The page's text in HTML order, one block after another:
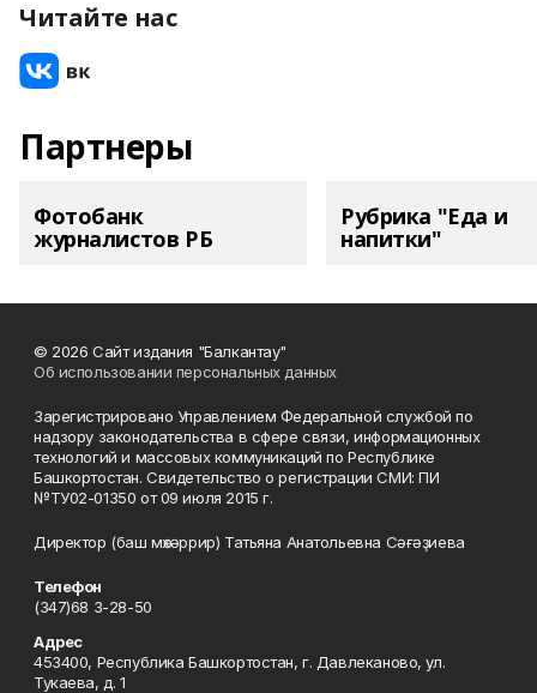
Читайте нас
Партнеры
Фотобанк
журналистов РБ
Рубрика "Еда и
напитки"
© 2026 Сайт издания "Балкантау"
Об использовании персональных данных
Зарегистрировано Управлением Федеральной службой по
надзору законодательства в сфере связи, информационных
технологий и массовых коммуникаций по Республике
Башкортостан. Свидетельство о регистрации СМИ: ПИ
№ТУ02-01350 от 09 июля 2015 г.
Директор (баш мөхәррир) Татьяна Анатольевна Сәғәҙиева
Телефон
(347)68 3-28-50
Адрес
453400, Республика Башкортостан, г. Давлеканово, ул.
Тукаева, д. 1